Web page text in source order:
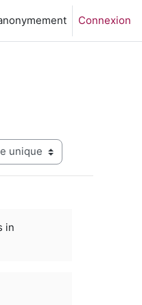
Connexion
tertiaire du mode
in